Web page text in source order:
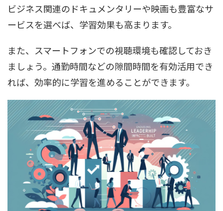
ビジネス関連のドキュメンタリーや映画も豊富なサ
ービスを選べば、学習効果も高まります。
また、スマートフォンでの視聴環境も確認しておき
ましょう。通勤時間などの隙間時間を有効活用でき
れば、効率的に学習を進めることができます。